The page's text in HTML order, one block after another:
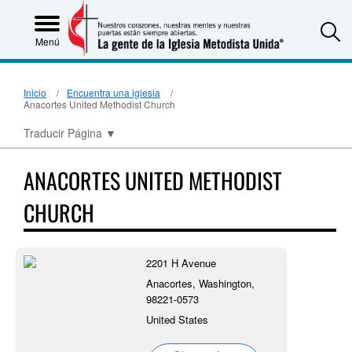
Menú
Inicio
Encuentra una iglesia
Anacortes United Methodist Church
Traducir Página ▼
ANACORTES UNITED METHODIST
CHURCH
2201 H Avenue
Anacortes, Washington,
98221-0573
United States